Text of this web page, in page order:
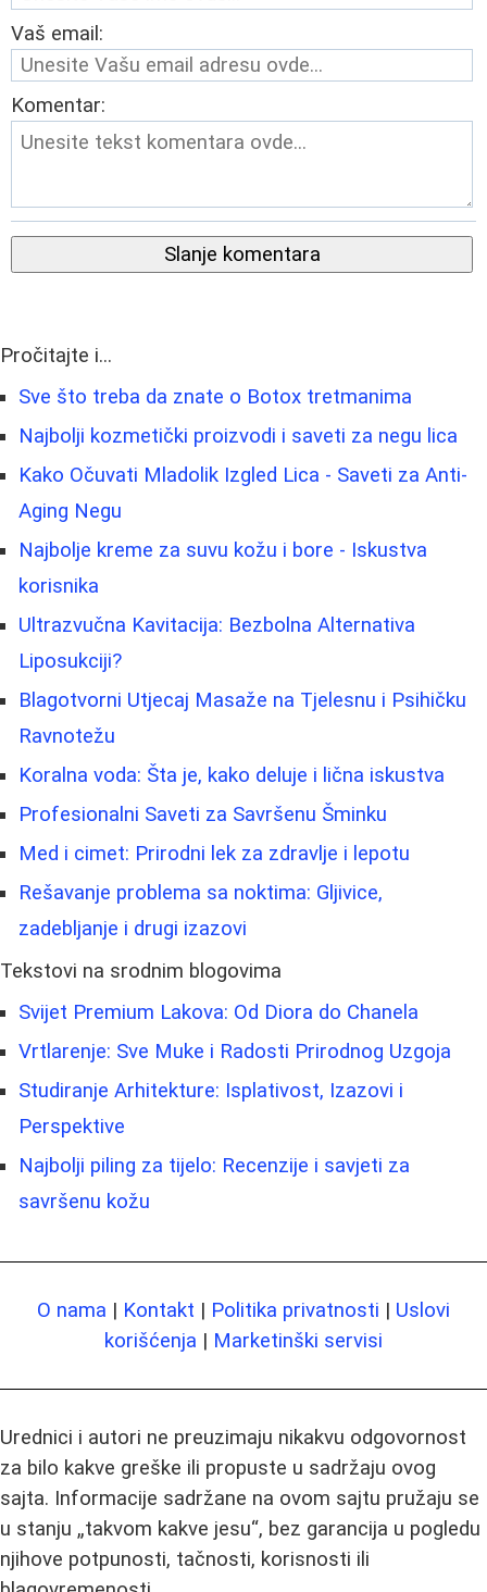
Vaš email:
Komentar:
Slanje komentara
Pročitajte i...
Sve što treba da znate o Botox tretmanima
Najbolji kozmetički proizvodi i saveti za negu lica
Kako Očuvati Mladolik Izgled Lica - Saveti za Anti-
Aging Negu
Najbolje kreme za suvu kožu i bore - Iskustva
korisnika
Ultrazvučna Kavitacija: Bezbolna Alternativa
Liposukciji?
Blagotvorni Utjecaj Masaže na Tjelesnu i Psihičku
Ravnotežu
Koralna voda: Šta je, kako deluje i lična iskustva
Profesionalni Saveti za Savršenu Šminku
Med i cimet: Prirodni lek za zdravlje i lepotu
Rešavanje problema sa noktima: Gljivice,
zadebljanje i drugi izazovi
Tekstovi na srodnim blogovima
Svijet Premium Lakova: Od Diora do Chanela
Vrtlarenje: Sve Muke i Radosti Prirodnog Uzgoja
Studiranje Arhitekture: Isplativost, Izazovi i
Perspektive
Najbolji piling za tijelo: Recenzije i savjeti za
savršenu kožu
O nama | Kontakt | Politika privatnosti | Uslovi
korišćenja | Marketinški servisi
Urednici i autori ne preuzimaju nikakvu odgovornost
za bilo kakve greške ili propuste u sadržaju ovog
sajta. Informacije sadržane na ovom sajtu pružaju se
u stanju „takvom kakve jesu“, bez garancija u pogledu
njihove potpunosti, tačnosti, korisnosti ili